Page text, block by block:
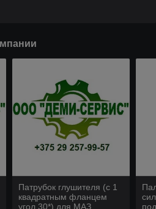
Патрубок глушителя (с 1
квадратным фланцем
угол 30*) для МАЗ